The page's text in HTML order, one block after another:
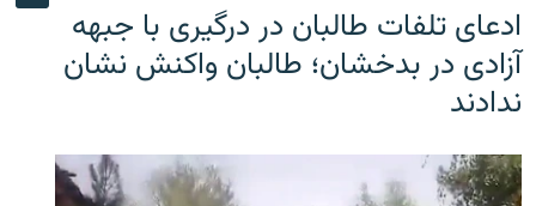
ادعای تلفات طالبان در درگیری با جبهه
آزادی در بدخشان؛ طالبان واکنش نشان
ندادند